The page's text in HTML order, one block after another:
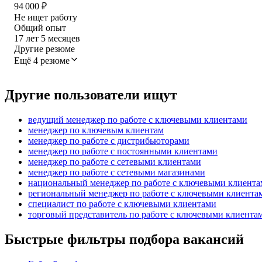
94 000 ₽
Не ищет работу
Общий опыт
17 лет 5 месяцев
Другие резюме
Ещё 4 резюме
Другие пользователи ищут
ведущий менеджер по работе с ключевыми клиентами
менеджер по ключевым клиентам
менеджер по работе с дистрибьюторами
менеджер по работе с постоянными клиентами
менеджер по работе с сетевыми клиентами
менеджер по работе с сетевыми магазинами
национальный менеджер по работе с ключевыми
региональный менеджер по работе с ключевыми
специалист по работе с ключевыми клиентами
торговый представитель по работе с ключевыми
Быстрые фильтры подбора вакансий